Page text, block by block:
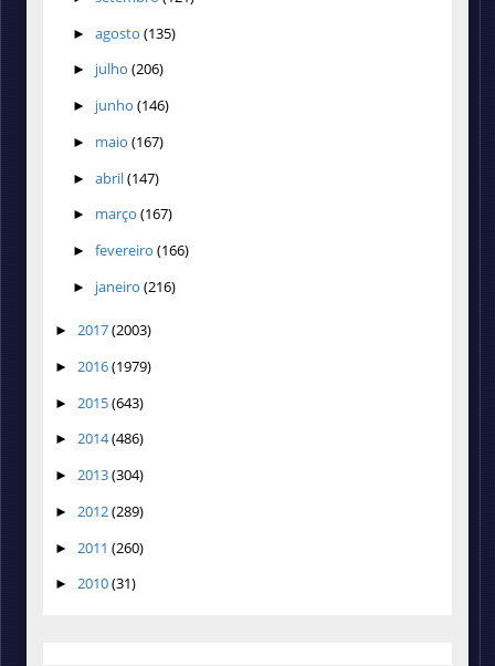
► agosto (135)
► julho (206)
► junho (146)
► maio (167)
► abril(147)
► março (167)
► fevereiro (166)
► janeiro (216)
► 2017(2003)
► 2016(1979)
► 2015(643)
► 2014(486)
► 2013(304)
► 2012(289)
► 2011 (260)
► 2010(31)